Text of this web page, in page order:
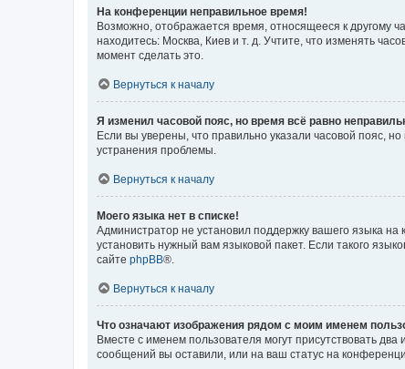
На конференции неправильное время!
Возможно, отображается время, относящееся к другому
находитесь: Москва, Киев и т. д. Учтите, что изменять
момент сделать это.
Вернуться к началу
Я изменил часовой пояс, но время всё равно
Если вы уверены, что правильно указали часовой пояс,
устранения проблемы.
Вернуться к началу
Моего языка нет в списке!
Администратор не установил поддержку вашего языка
установить нужный вам языковой пакет. Если такого
сайте phpBB®.
Вернуться к началу
Что означают изображения рядом с моим именем
Вместе с именем пользователя могут присутствовать
сообщений вы оставили, или на ваш статус на